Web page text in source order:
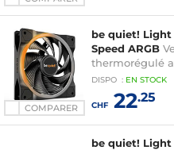
COMPARER
be quiet! Light
Speed ARGB
thermorégulé
DISPO : EN STOCK
CHF22.25
be quiet! Light